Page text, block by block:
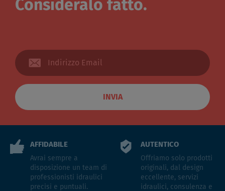
Consideralo fatto.
INVIA
AFFIDABILE
Avrai sempre a
disposizione un team di
professionisti idraulici
precisi e puntuali.
AUTENTICO
Offriamo solo prodotti
originali, dal design
eccellente, servizi
idraulici, consulenza e